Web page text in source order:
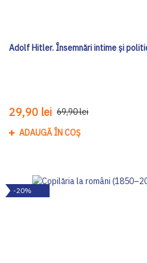
Adolf Hitler. Însemnări intime și
29,90 lei 69,90 lei
ADAUGĂ ÎN COȘ
-20%